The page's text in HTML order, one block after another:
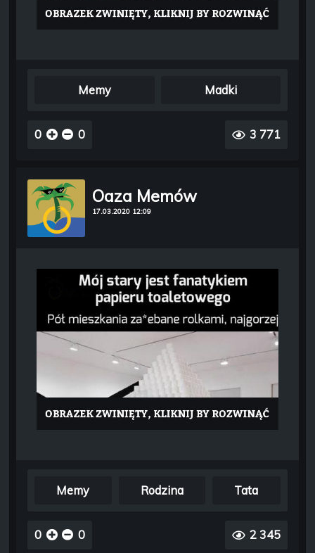
Memy Madki
0 0 3 771
Oaza Memów
17.03.2020 12:09
Memy Rodzina Tata
0 0 2 345